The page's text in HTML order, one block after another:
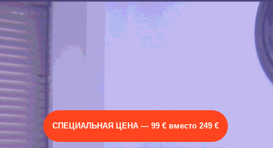
СПЕЦИАЛЬНАЯ ЦЕНА — 99 € вместо 249 €